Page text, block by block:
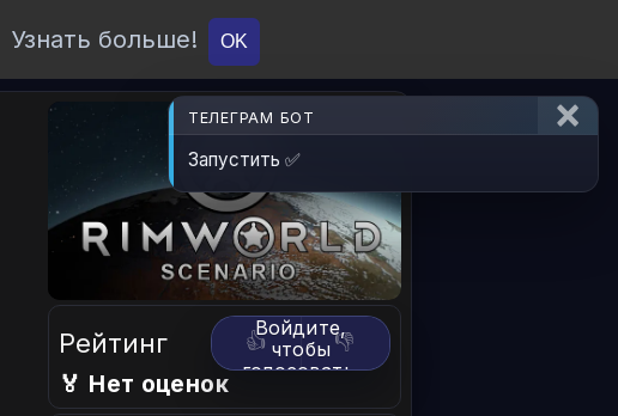
Узнать больше! OK
Рейтинг 👍 👎
Войдите,
чтобы
голосовать.
🏅 Нет оценок
ТЕЛЕГРАМ БОТ
Запустить ✅